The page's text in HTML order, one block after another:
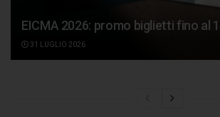
EICMA 2026: promo biglietti fino al
31 LUGLIO 2026